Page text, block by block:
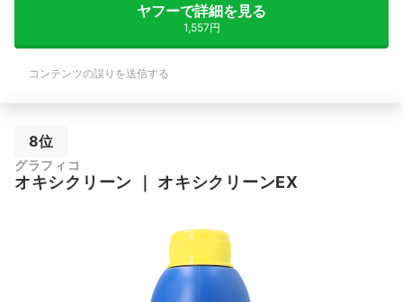
ヤフーで詳細を見る
1,557円
コンテンツの誤りを送信する
8位
グラフィコ
オキシクリーン ｜ オキシクリーンEX